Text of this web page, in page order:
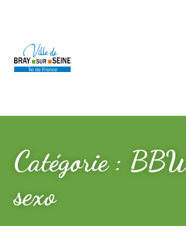
Catégorie :
sexo